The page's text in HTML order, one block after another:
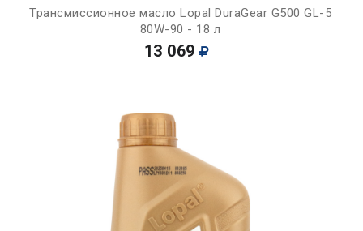
Трансмиссионное масло Lopal DuraGear G500 GL-5
80W-90 - 18 л
13 069